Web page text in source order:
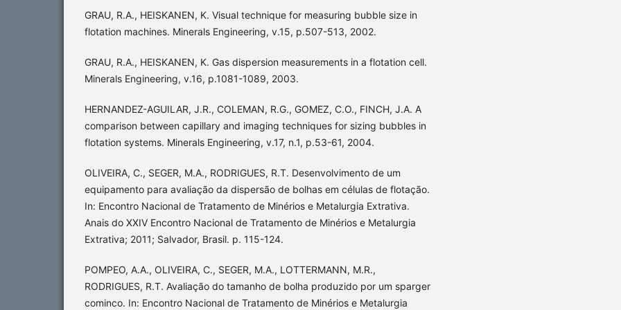
GRAU, R.A., HEISKANEN, K. Visual technique for measuring bubble size in
flotation machines. Minerals Engineering, v.15, p.507-513, 2002.
GRAU, R.A., HEISKANEN, K. Gas dispersion measurements in a flotation cell.
Minerals Engineering, v.16, p.1081-1089, 2003.
HERNANDEZ-AGUILAR, J.R., COLEMAN, R.G., GOMEZ, C.O., FINCH, J.A. A
comparison between capillary and imaging techniques for sizing bubbles in
flotation systems. Minerals Engineering, v.17, n.1, p.53-61, 2004.
OLIVEIRA, C., SEGER, M.A., RODRIGUES, R.T. Desenvolvimento de um
equipamento para avaliação da dispersão de bolhas em células de flotação.
In: Encontro Nacional de Tratamento de Minérios e Metalurgia Extrativa.
Anais do XXIV Encontro Nacional de Tratamento de Minérios e Metalurgia
Extrativa; 2011; Salvador, Brasil. p. 115-124.
POMPEO, A.A., OLIVEIRA, C., SEGER, M.A., LOTTERMANN, M.R.,
RODRIGUES, R.T. Avaliação do tamanho de bolha produzido por um sparger
cominco. In: Encontro Nacional de Tratamento de Minérios e Metalurgia